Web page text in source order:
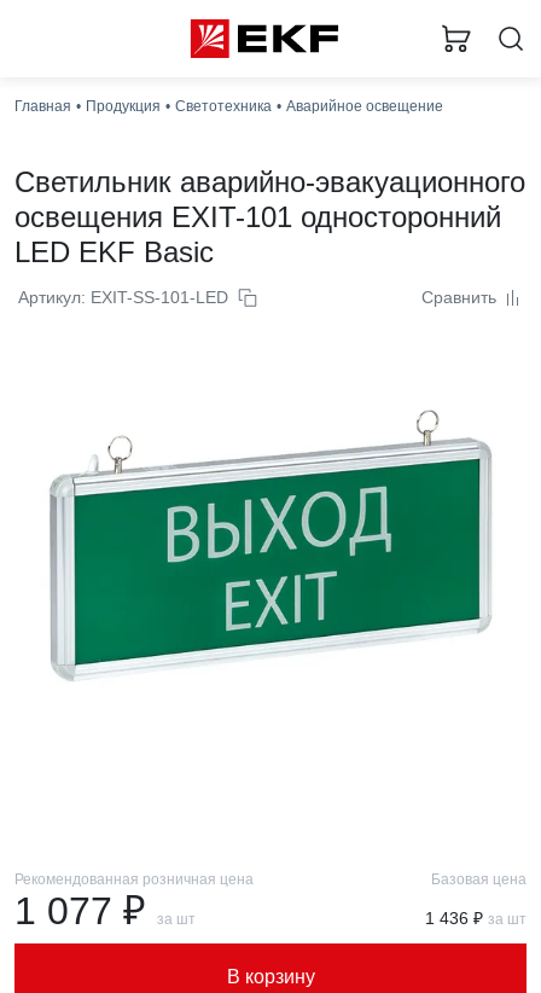
Главная Продукция Светотехника Аварийное освещение
Светильник аварийно-эвакуационного
освещения EXIT-101 односторонний
LED EKF Basic
Артикул: EXIT-SS-101-LED Сравнить
Рекомендованная розничная цена
1 077 ₽ за шт
Базовая цена
1 436 ₽ за шт
В корзину